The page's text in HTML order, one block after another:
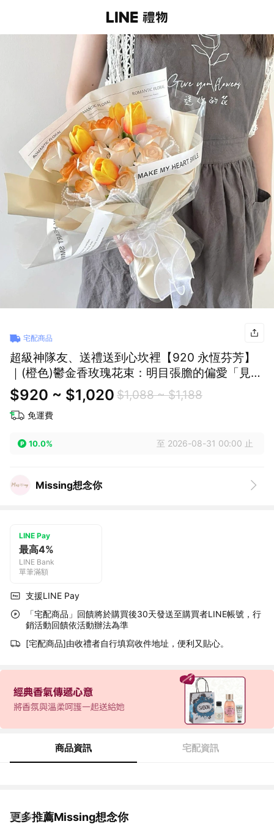
宅配商品
超級神隊友、送禮送到心坎裡【920 永恆芬芳】
｜(橙色)鬱金香玫瑰花束：明目張膽的偏愛「見花
如見你，溫柔且耀眼｜「今天，也想把偏愛送給
你。」(預購)
$920 ~ $1,020 $1,088 ~ $1,188
免運費
10.0% 至 2026-08-31 00:00 止
Missing想念你
LINE Pay
最高4%
LINE Bank
單筆滿額
支援LINE Pay
「宅配商品」回饋將於購買後30天發送至購買者LINE帳號，行
銷活動回饋依活動辦法為準
[宅配商品]由收禮者自行填寫收件地址，便利又貼心。
商品資訊 宅配資訊
更多推薦Missing想念你
看更多